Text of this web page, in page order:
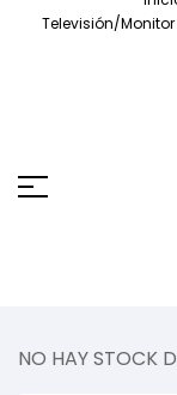
Televisión/Monitor
NO HAY STOCK